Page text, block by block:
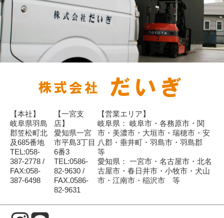
【本社】
岐阜県羽島
郡笠松町北
及685番地
TEL:058-
387-2778 /
FAX:058-
387-6498
【一宮支
店】
愛知県一宮
市平島3丁目
6番3
TEL:0586-
82-9630 /
FAX.0586-
82-9631
【営業エリア】
岐阜県： 岐阜市・各務原市・関
市・美濃市・大垣市・瑞穂市・安
八郡・垂井町・羽島市・羽島郡
等
愛知県： 一宮市・名古屋市・北名
古屋市・春日井市・小牧市・犬山
市・江南市・稲沢市 等